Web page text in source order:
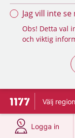
Jag vill inte
Obs! Detta val
och viktig
Till startsidan för
Välj region
Logga in
på 1177.se